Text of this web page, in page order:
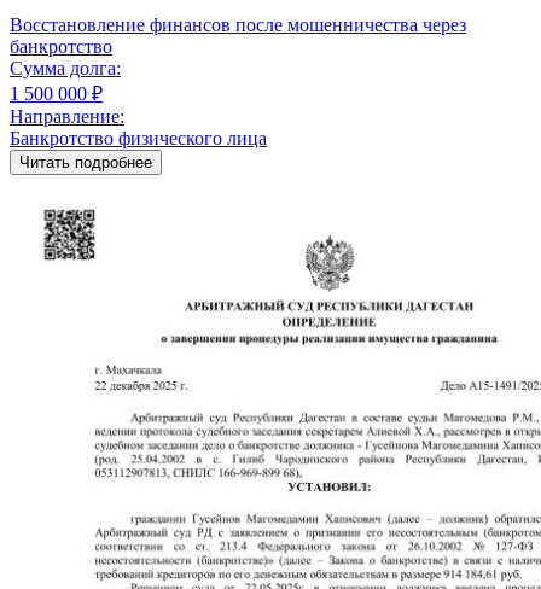
Восстановление финансов после мошенничества через
банкротство
Сумма долга:
1 500 000 ₽
Направление:
Банкротство физического лица
Читать подробнее